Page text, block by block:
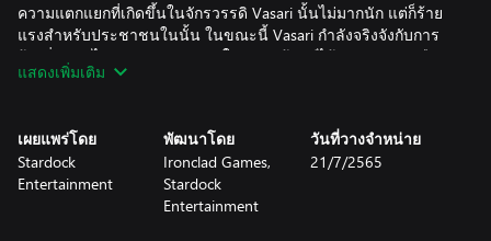
ความแตกแยกที่เกิดขึ้นในจักรวรรดิ Vasari นั้นไม่มากนัก แต่ก็ร้าย
แรงสำหรับประชาชนในนั้น ในขณะนี้ Vasari กำลังจริงจังกับการ
ย้ายถิ่นฐานไปยังดินแดนอวกาศใหม่ ฝ่ายผู้ภักดีได้ละความร่วมมือ
และตัดสินใจเอาทรัพยากรที่ต้องการไปโดยทุกวิถีทาง เมื่อยอมรับถึง
นำสมรภูมิแห่งการครอบครอบกาแล็กซีไปสู่ระดับสูงสุดใน Sins of a
Solar Empire Rebellion – เกมสแตนอโลน RT4X ที่รวบรวมกลเม็ด
ของการวางแผนแบบเรียลไทม์ไว้ในความเข้มข้นถึง 4X ด้วยกัน
แสดงเพิ่มเติม
เผยแพร่โดย
Stardock
Entertainment
พัฒนาโดย
Ironclad Games,
Stardock
Entertainment
วันที่วางจำหน่าย
21/7/2565